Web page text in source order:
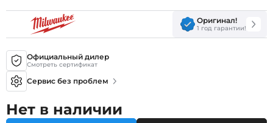
Оригинал!
1 год гарантии!
Официальный дилер
Смотреть сертификат
Сервис без проблем
Нет в наличии